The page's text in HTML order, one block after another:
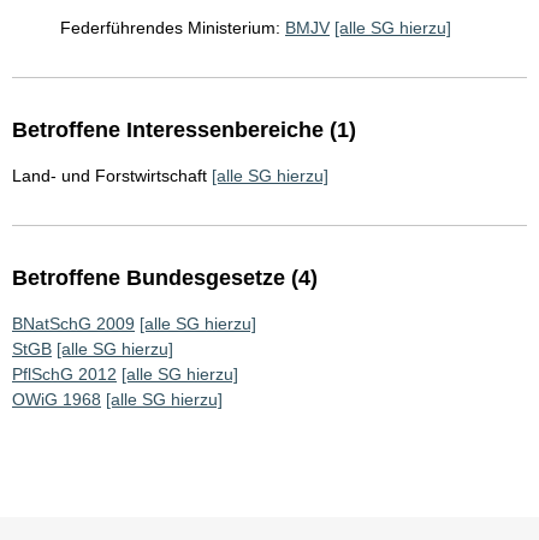
Federführendes Ministerium: BMJV [alle SG hierzu]
Betroffene Interessenbereiche (1)
Land- und Forstwirtschaft [alle SG hierzu]
Betroffene Bundesgesetze (4)
BNatSchG 2009 [alle SG hierzu]
StGB [alle SG hierzu]
PflSchG 2012 [alle SG hierzu]
OWiG 1968 [alle SG hierzu]